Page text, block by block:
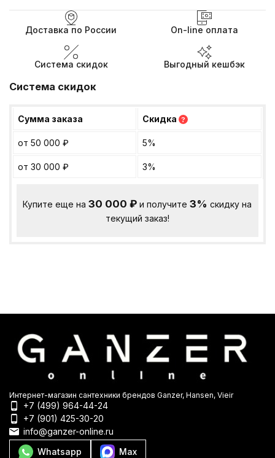
Доставка по России On-line оплата
Система скидок Выгодный кешбэк
Система скидок
Сумма заказа Скидка ?
от 50 000 ₽ 5%
от 30 000 ₽ 3%
Купите еще на30 000₽ и получите3% скидку на
текущий заказ!
Интернет-магазин сантехники брендов Ganzer, Hansen, Vieir
+7 (499) 964-44-24
+7 (901) 425-30-20
info@ganzer-online.ru
Whatsapp
Max